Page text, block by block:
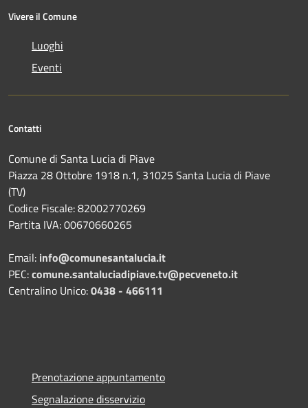
Vivere il Comune
Luoghi
Eventi
Contatti
Comune di Santa Lucia di Piave
Piazza 28 Ottobre 1918 n.1, 31025 Santa Lucia di Piave
(TV)
Codice Fiscale: 82002770269
Partita IVA: 00670660265
Email: info@comunesantalucia.it
PEC:comune.santaluciadipiave.tv@pecveneto.it
Centralino Unico:0438 - 466111
Prenotazione appuntamento
Segnalazione disservizio